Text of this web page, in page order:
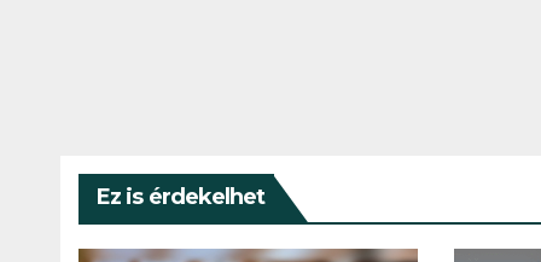
Ez is érdekelhet